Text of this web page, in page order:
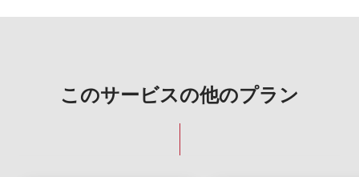
このサービスの他のプラン